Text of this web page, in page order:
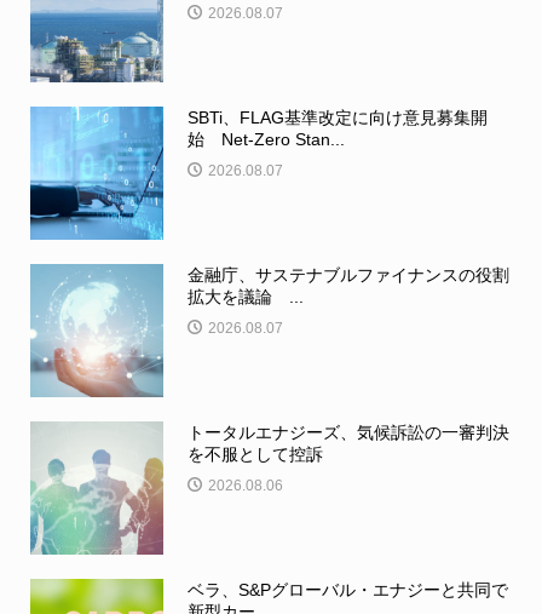
2026.08.07
SBTi、FLAG基準改定に向け意見募集開
始 Net-Zero Stan...
2026.08.07
金融庁、サステナブルファイナンスの役割
拡大を議論 ...
2026.08.07
トータルエナジーズ、気候訴訟の一審判決
を不服として控訴
2026.08.06
ベラ、S&Pグローバル・エナジーと共同で